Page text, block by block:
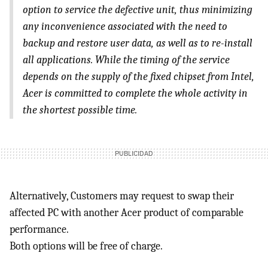
option to service the defective unit, thus minimizing
any inconvenience associated with the need to
backup and restore user data, as well as to re-install
all applications. While the timing of the service
depends on the supply of the fixed chipset from Intel,
Acer is committed to complete the whole activity in
the shortest possible time.
Alternatively, Customers may request to swap their
affected PC with another Acer product of comparable
performance.
Both options will be free of charge.